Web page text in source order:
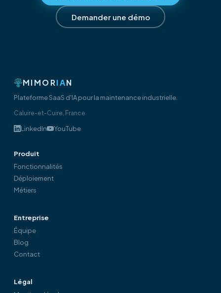
Demander une démo
MIMORIAN
Plateforme SaaS d'IA pour la maintenance industrielle.
Caluire-et-Cuire, France
LinkedIn YouTube
Produit
Fonctionnalités
Déploiement
Métiers
Entreprise
Équipe
Blog
Contact
Légal